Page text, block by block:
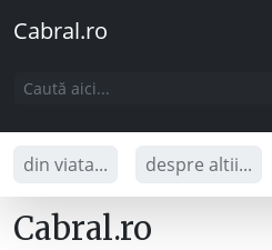
Cabral.ro
din viata... despre altii...
Cabral.ro